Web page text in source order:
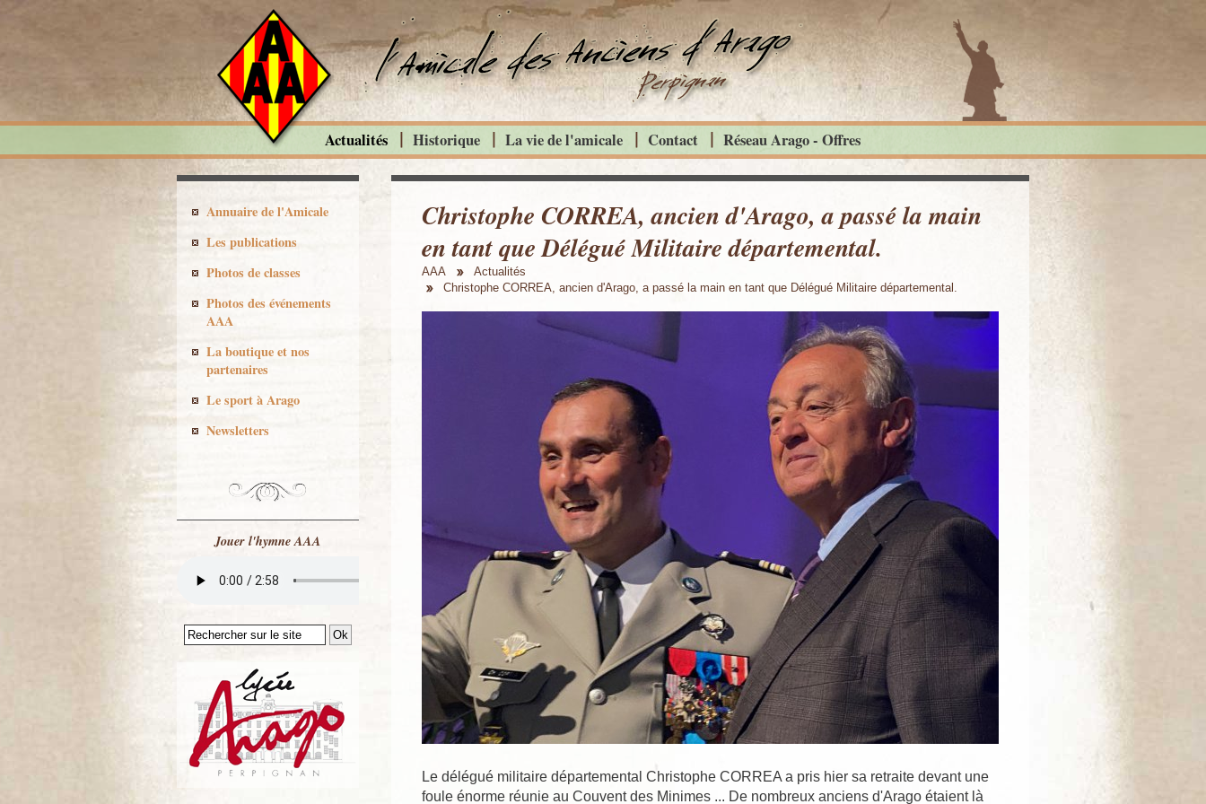
Christophe CORREA, ancien d'Arago, a passé la main
en tant que Délégué Militaire départemental.
AAA
Actualités
Christophe CORREA, ancien d'Arago, a passé la main en tant que Délégué Militaire départemental.
Le délégué militaire départemental Christophe CORREA a pris hier sa retraite devant une
foule énorme réunie au Couvent des Minimes ... De nombreux anciens d'Arago étaient là
Actualités Historique La vie de l'amicale Contact Réseau Arago - Offres
Annuaire de l'Amicale
Les publications
Photos de classes
Photos des événements
AAA
La boutique et nos
partenaires
Le sport à Arago
Newsletters
Jouer l'hymne AAA